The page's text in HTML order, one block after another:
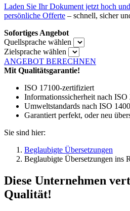
Laden Sie Ihr Dokument jetzt hoch
persönliche Offerte – schnell, sicher
Sofortiges Angebot
Quellsprache wählen
Zielsprache wählen
ANGEBOT BERECHNEN
Mit Qualitätsgarantie!
ISO 17100-zertifiziert
Informationssicherheit nach ISO
Umweltstandards nach ISO
Garantiert perfekt, oder neu
Sie sind hier:
Beglaubigte Übersetzungen
Beglaubigte Übersetzungen ins
Diese Unternehmen
Qualität!